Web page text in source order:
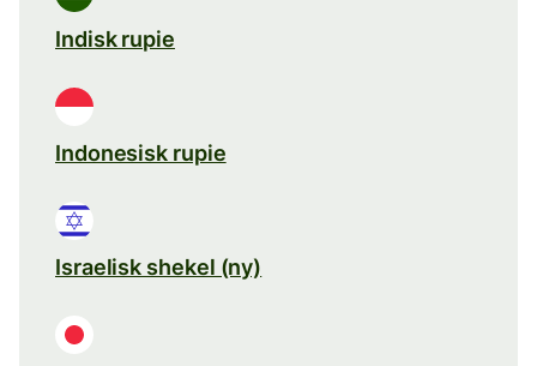
Indisk rupie
Indonesisk rupie
Israelisk shekel (ny)